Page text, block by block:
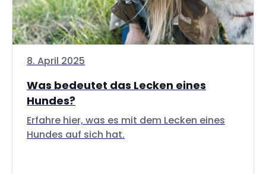
8. April 2025
Was bedeutet das Lecken eines
Hundes?
Erfahre hier, was es mit dem Lecken eines
Hundes auf sich hat.